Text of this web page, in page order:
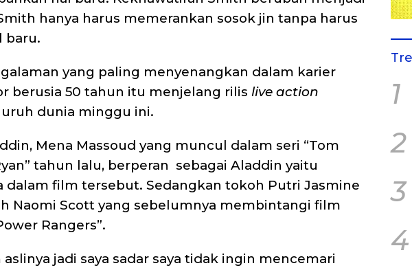
hanya harus memerankan sosok jin tanpa harus
baru.
yang paling menyenangkan dalam karier
berusia 50 tahun itu menjelang rilis live action
dunia minggu ini.
Mena Massoud yang muncul dalam seri “Tom
tahun lalu, berperan sebagai Aladdin yaitu
dalam film tersebut. Sedangkan tokoh Putri Jasmine
Naomi Scott yang sebelumnya membintangi film
Rangers”.
aslinya jadi saya sadar saya tidak ingin mencemari
1
2
3
4